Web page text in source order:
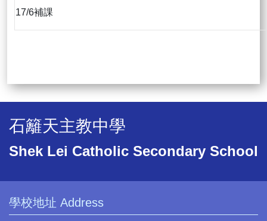
17/6補課
石籬天主教中學
Shek Lei Catholic Secondary School
學校地址 Address